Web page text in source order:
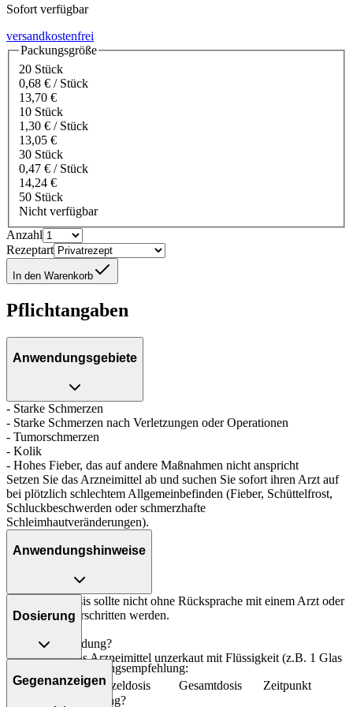
Sofort verfügbar
versandkostenfrei
Packungsgröße
20 Stück
0,68 € / Stück
13,70 €
10 Stück
1,30 € / Stück
13,05 €
30 Stück
0,47 € / Stück
14,24 €
50 Stück
Nicht verfügbar
Anzahl
Rezeptart
In den Warenkorb
Pflichtangaben
Anwendungsgebiete
- Starke Schmerzen
- Starke Schmerzen nach Verletzungen oder Operationen
- Tumorschmerzen
- Kolik
- Hohes Fieber, das auf andere Maßnahmen nicht anspricht
Setzen Sie das Arzneimittel ab und suchen Sie sofort ihren Arzt auf
bei plötzlich schlechtem Allgemeinbefinden (Fieber, Schüttelfrost,
Schluckbeschwerden oder schmerzhafte
Schleimhautveränderungen).
Anwendungshinweise
Die Gesamtdosis sollte nicht ohne Rücksprache mit einem Arzt oder
Apotheker überschritten werden.
Art der Anwendung?
Nehmen Sie das Arzneimittel unzerkaut mit Flüssigkeit (z.B. 1 Glas
Dauer der Anwendung?
Dosierung
Allgemeine Dosierungsempfehlung:
Personenkreis
Einzeldosis Gesamtdosis
Zeitpunkt
Gegenanzeigen